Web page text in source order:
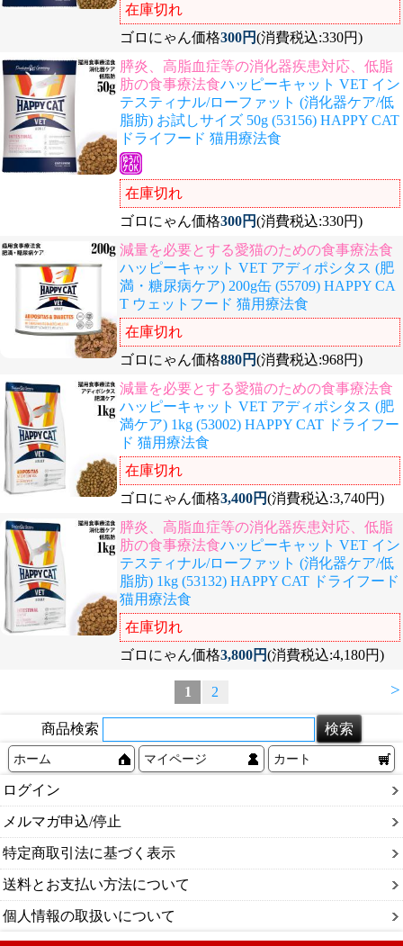
在庫切れ
ゴロにゃん価格300円(消費税込:330円)
膵炎、高脂血症等の消化器疾患対応、低脂
肪の食事療法食ハッピーキャット VET イン
テスティナル/ローファット (消化器ケア/低
脂肪) お試しサイズ 50g (53156) HAPPY CAT
ドライフード 猫用療法食
在庫切れ
ゴロにゃん価格300円(消費税込:330円)
減量を必要とする愛猫のための食事療法食
ハッピーキャット VET アディポシタス (肥
満・糖尿病ケア) 200g缶 (55709) HAPPY CA
T ウェットフード 猫用療法食
在庫切れ
ゴロにゃん価格880円(消費税込:968円)
減量を必要とする愛猫のための食事療法食
ハッピーキャット VET アディポシタス (肥
満ケア) 1kg (53002) HAPPY CAT ドライフー
ド 猫用療法食
在庫切れ
ゴロにゃん価格3,400円(消費税込:3,740円)
膵炎、高脂血症等の消化器疾患対応、低脂
肪の食事療法食ハッピーキャット VET イン
テスティナル/ローファット (消化器ケア/低
脂肪) 1kg (53132) HAPPY CAT ドライフード
猫用療法食
在庫切れ
ゴロにゃん価格3,800円(消費税込:4,180円)
>
1 2
商品検索
ホーム マイページ カート
ログイン
メルマガ申込/停止
特定商取引法に基づく表示
送料とお支払い方法について
個人情報の取扱いについて